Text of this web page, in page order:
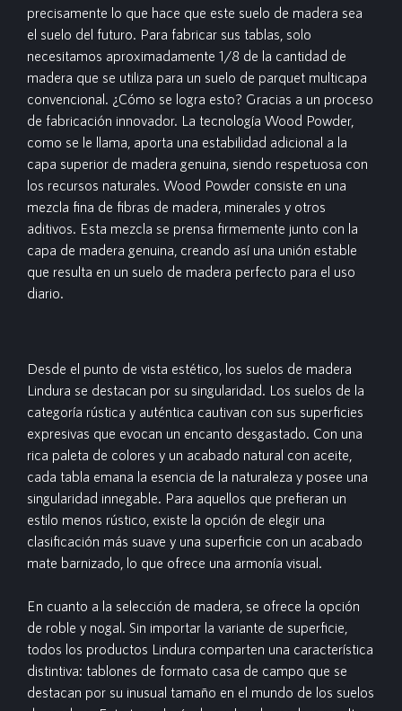
precisamente lo que hace que este suelo de madera sea
el suelo del futuro. Para fabricar sus tablas, solo
necesitamos aproximadamente 1/8 de la cantidad de
madera que se utiliza para un suelo de parquet multicapa
convencional. ¿Cómo se logra esto? Gracias a un proceso
de fabricación innovador. La tecnología Wood Powder,
como se le llama, aporta una estabilidad adicional a la
capa superior de madera genuina, siendo respetuosa con
los recursos naturales. Wood Powder consiste en una
mezcla fina de fibras de madera, minerales y otros
aditivos. Esta mezcla se prensa firmemente junto con la
capa de madera genuina, creando así una unión estable
que resulta en un suelo de madera perfecto para el uso
diario.
Desde el punto de vista estético, los suelos de madera
Lindura se destacan por su singularidad. Los suelos de la
categoría rústica y auténtica cautivan con sus superficies
expresivas que evocan un encanto desgastado. Con una
rica paleta de colores y un acabado natural con aceite,
cada tabla emana la esencia de la naturaleza y posee una
singularidad innegable. Para aquellos que prefieran un
estilo menos rústico, existe la opción de elegir una
clasificación más suave y una superficie con un acabado
mate barnizado, lo que ofrece una armonía visual.
En cuanto a la selección de madera, se ofrece la opción
de roble y nogal. Sin importar la variante de superficie,
todos los productos Lindura comparten una característica
distintiva: tablones de formato casa de campo que se
destacan por su inusual tamaño en el mundo de los suelos